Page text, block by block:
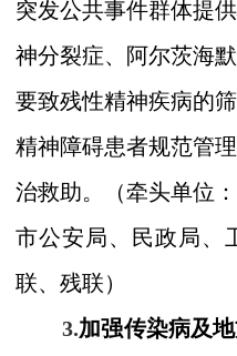
突发公共事件群体提
神分裂症、阿尔茨海
要致残性精神疾病的
精神障碍患者规范管
治救助。
（牵头单位
市公安局、民政局、
联、残联）
3.加强传染病及